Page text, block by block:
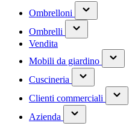
Ombrelloni
(contiene
un
sottomenu)
Ombrelli
(contiene
un
Vendita
Mobili da giardino
(contiene
un
Cuscineria
(contiene
un
sottomenu)
Clienti commerciali
(has
submenu)
Azienda
(has
submenu)